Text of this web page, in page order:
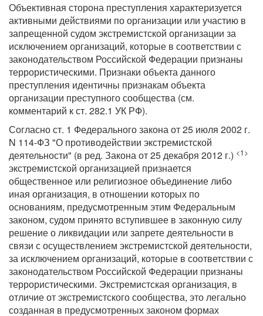
Объективная сторона преступления характеризуется
активными действиями по организации или участию в
запрещенной судом экстремистской организации за
исключением организаций, которые в соответствии с
законодательством Российской Федерации признаны
террористическими. Признаки объекта данного
преступления идентичны признакам объекта
организации преступного сообщества (см.
комментарий к ст. 282.1 УК РФ).
Согласно ст. 1 Федерального закона от 25 июля 2002 г.
N 114-ФЗ "О противодействии экстремистской
деятельности" (в ред. Закона от 25 декабря 2012 г.) <1>
экстремистской организацией признается
общественное или религиозное объединение либо
иная организация, в отношении которых по
основаниям, предусмотренным этим Федеральным
законом, судом принято вступившее в законную силу
решение о ликвидации или запрете деятельности в
связи с осуществлением экстремистской деятельности,
за исключением организаций, которые в соответствии с
законодательством Российской Федерации признаны
террористическими. Экстремистская организация, в
отличие от экстремистского сообщества, это легально
созданная в предусмотренных законом формах